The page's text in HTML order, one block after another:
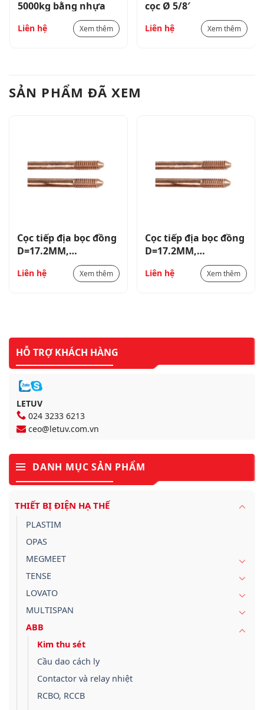
5000kg bằng nhựa
Liên hệ Xem thêm
cọc Ø 5/8′
Liên hệ Xem thêm
SẢN PHẨM ĐÃ XEM
Cọc tiếp địa bọc đồng
D=17.2MM,
L=2.400MM (đạt tiêu
chuẩn UL467, Độ dây
Liên hệ Xem thêm
Cọc tiếp địa bọc đồng
D=17.2MM,
L=2.400MM (đạt tiêu
chuẩn UL467, Độ dây
Liên hệ Xem thêm
HỖ TRỢ KHÁCH HÀNG
LETUV
024 3233 6213
ceo@letuv.com.vn
DANH MỤC SẢN PHẨM
THIẾT BỊ ĐIỆN HẠ THẾ
PLASTIM
OPAS
MEGMEET
TENSE
LOVATO
MULTISPAN
ABB
Kim thu sét
Cầu dao cách ly
Contactor và relay nhiệt
RCBO, RCCB